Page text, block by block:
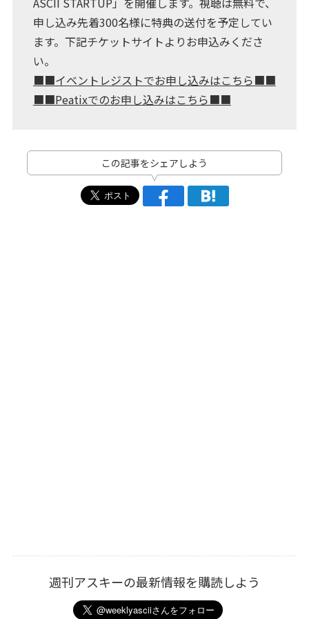
申し込み先着300名様に特典の送付を予定してい
ます。下記チケットサイトよりお申込みくださ
い。
■■イベントレジストでお申し込みはこちら■■
■■Peatixでのお申し込みはこちら■■
この記事をシェアしよう
週刊アスキーの最新情報を購読しよう